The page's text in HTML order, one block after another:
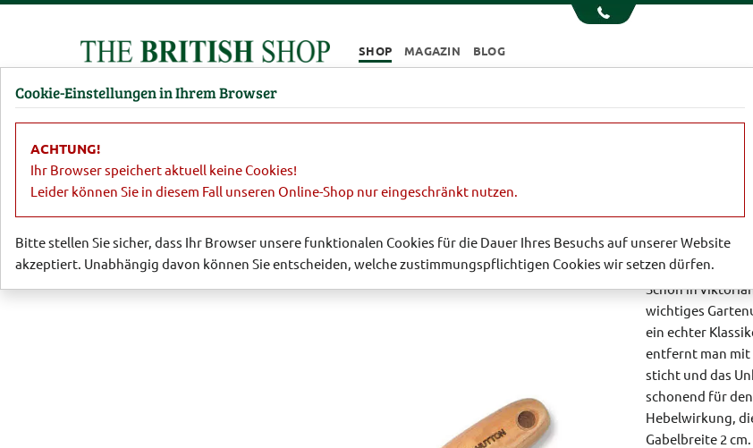
SHOP MAGAZIN BLOG
Damen Herren Barbour Parfümerie
Schon in
wichtiges
ein echter
entfernt man mit
sticht und das
schonend für
Hebelwirkung,
Gabelbreite 2 cm.
Cookie-Einstellungen in Ihrem Browser
ACHTUNG!
Ihr Browser speichert aktuell keine Cookies!
Leider können Sie in diesem Fall unseren Online-Shop nur eingeschränkt nutzen.
Bitte stellen Sie sicher, dass Ihr Browser unsere funktionalen Cookies für die Dauer Ihres Besuchs auf unserer Website
akzeptiert. Unabhängig davon können Sie entscheiden, welche zustimmungspflichtigen Cookies wir setzen dürfen.